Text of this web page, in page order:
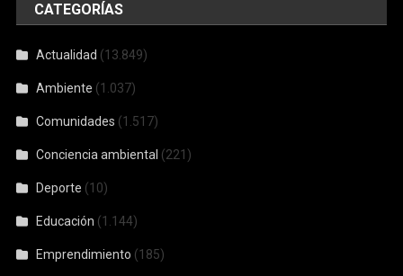
CATEGORÍAS
Actualidad (13.849)
Ambiente (1.037)
Comunidades (1.517)
Conciencia ambiental (221)
Deporte (10)
Educación (1.144)
Emprendimiento (185)